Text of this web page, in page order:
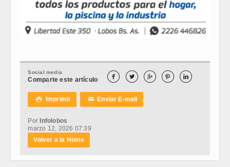
Social media
Comparte este artículo     
 Imprimir ✉Enviar E-mail
Por Infolobos
marzo 12, 2026 07:39
Volver a la Home